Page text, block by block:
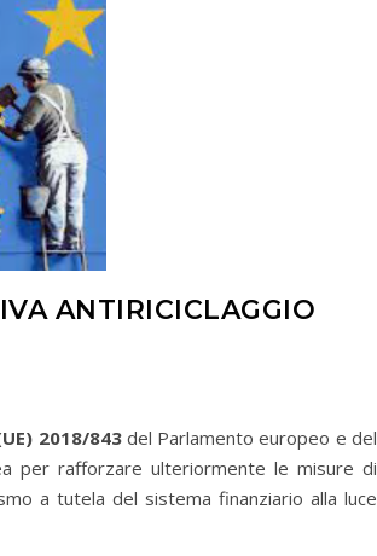
ANTIRICICLAGGIO
2018/843del Parlamento europeo e del
per rafforzare ulteriormente le misure di
a tutela del sistema finanziario alla luce